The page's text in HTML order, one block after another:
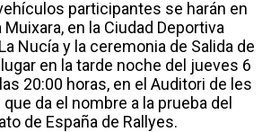
participantes se harán en
Muixara, en la Ciudad Deportiva
Nucía y la ceremonia de Salida de
en la tarde noche del jueves 6
20:00 horas, en el Auditori de les
da el nombre a la prueba del
de España de Rallyes.